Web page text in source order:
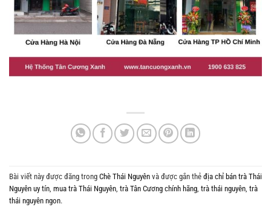
Bài viết này được đăng trong Chè Thái Nguyên và được gắn thẻ địa chỉ bán trà Thái
Nguyên uy tín mua trà Thái Nguyên trà Tân Cương chính hãng trà thái nguyên trà
thái nguyên ngon.